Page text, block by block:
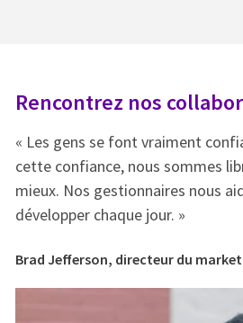
Rencontrez nos
« Les gens se font vraiment
cette confiance, nous sommes
mieux. Nos gestionnaires nous
développer chaque jour. »
Brad Jefferson, directeur du